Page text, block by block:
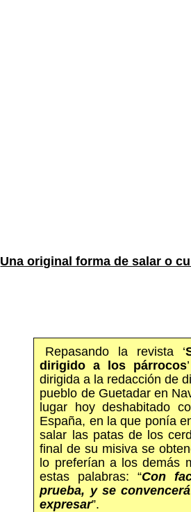
Una original forma de salar o
Repasando la revista ‘
dirigido a los párrocos
dirigida a la redacción de
pueblo de Guetadar en
lugar hoy deshabitado
España, en la que ponía
salar las patas de los
final de su misiva se
lo preferían a los demás
estas palabras: “Con
prueba, y se
expresar”.